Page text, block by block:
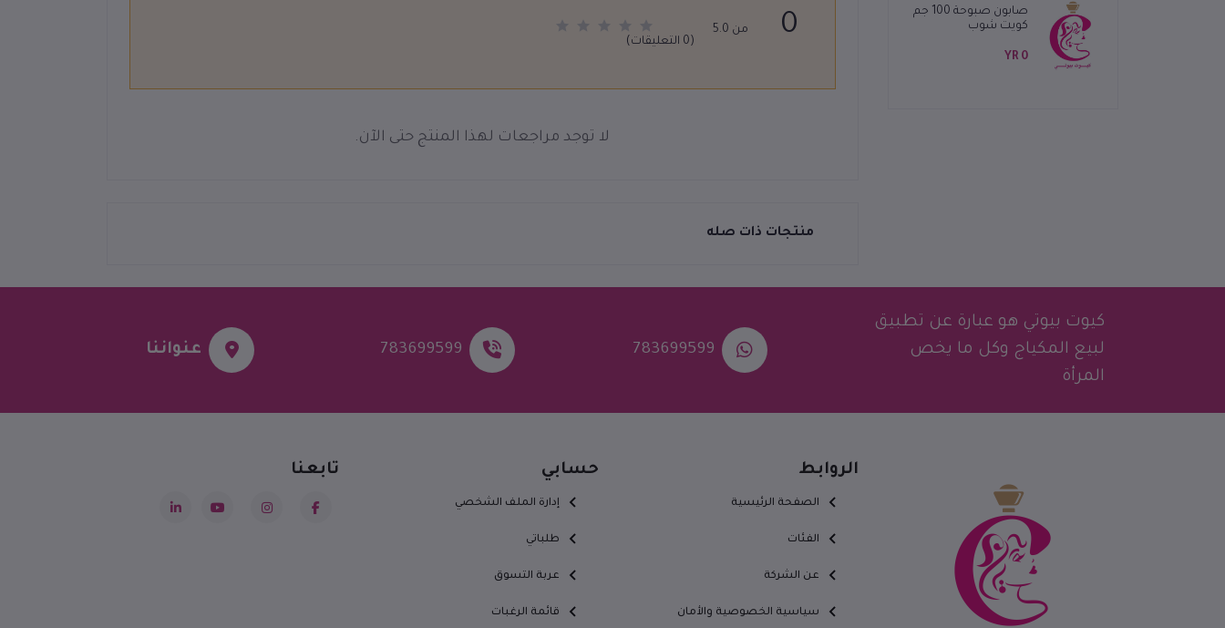
صابون صبوحة 100 جم
كويت شوب
0 YR
0
من 5.0
(0 التعليقات)
لا توجد مراجعات لهذا المنتج حتى الآن.
منتجات ذات صله
كيوت بيوتي هو عبارة عن تطبيق
لبيع المكياج وكل ما يخص
المرأة
783699599
783699599 عنواننا
الروابط
الصفحة الرئيسية
الفئات
عن الشركة
سياسية الخصوصية والأمان
حسابي
إدارة الملف الشخصي
طلباتي
عربة التسوق
قائمة الرغبات
تابعنا